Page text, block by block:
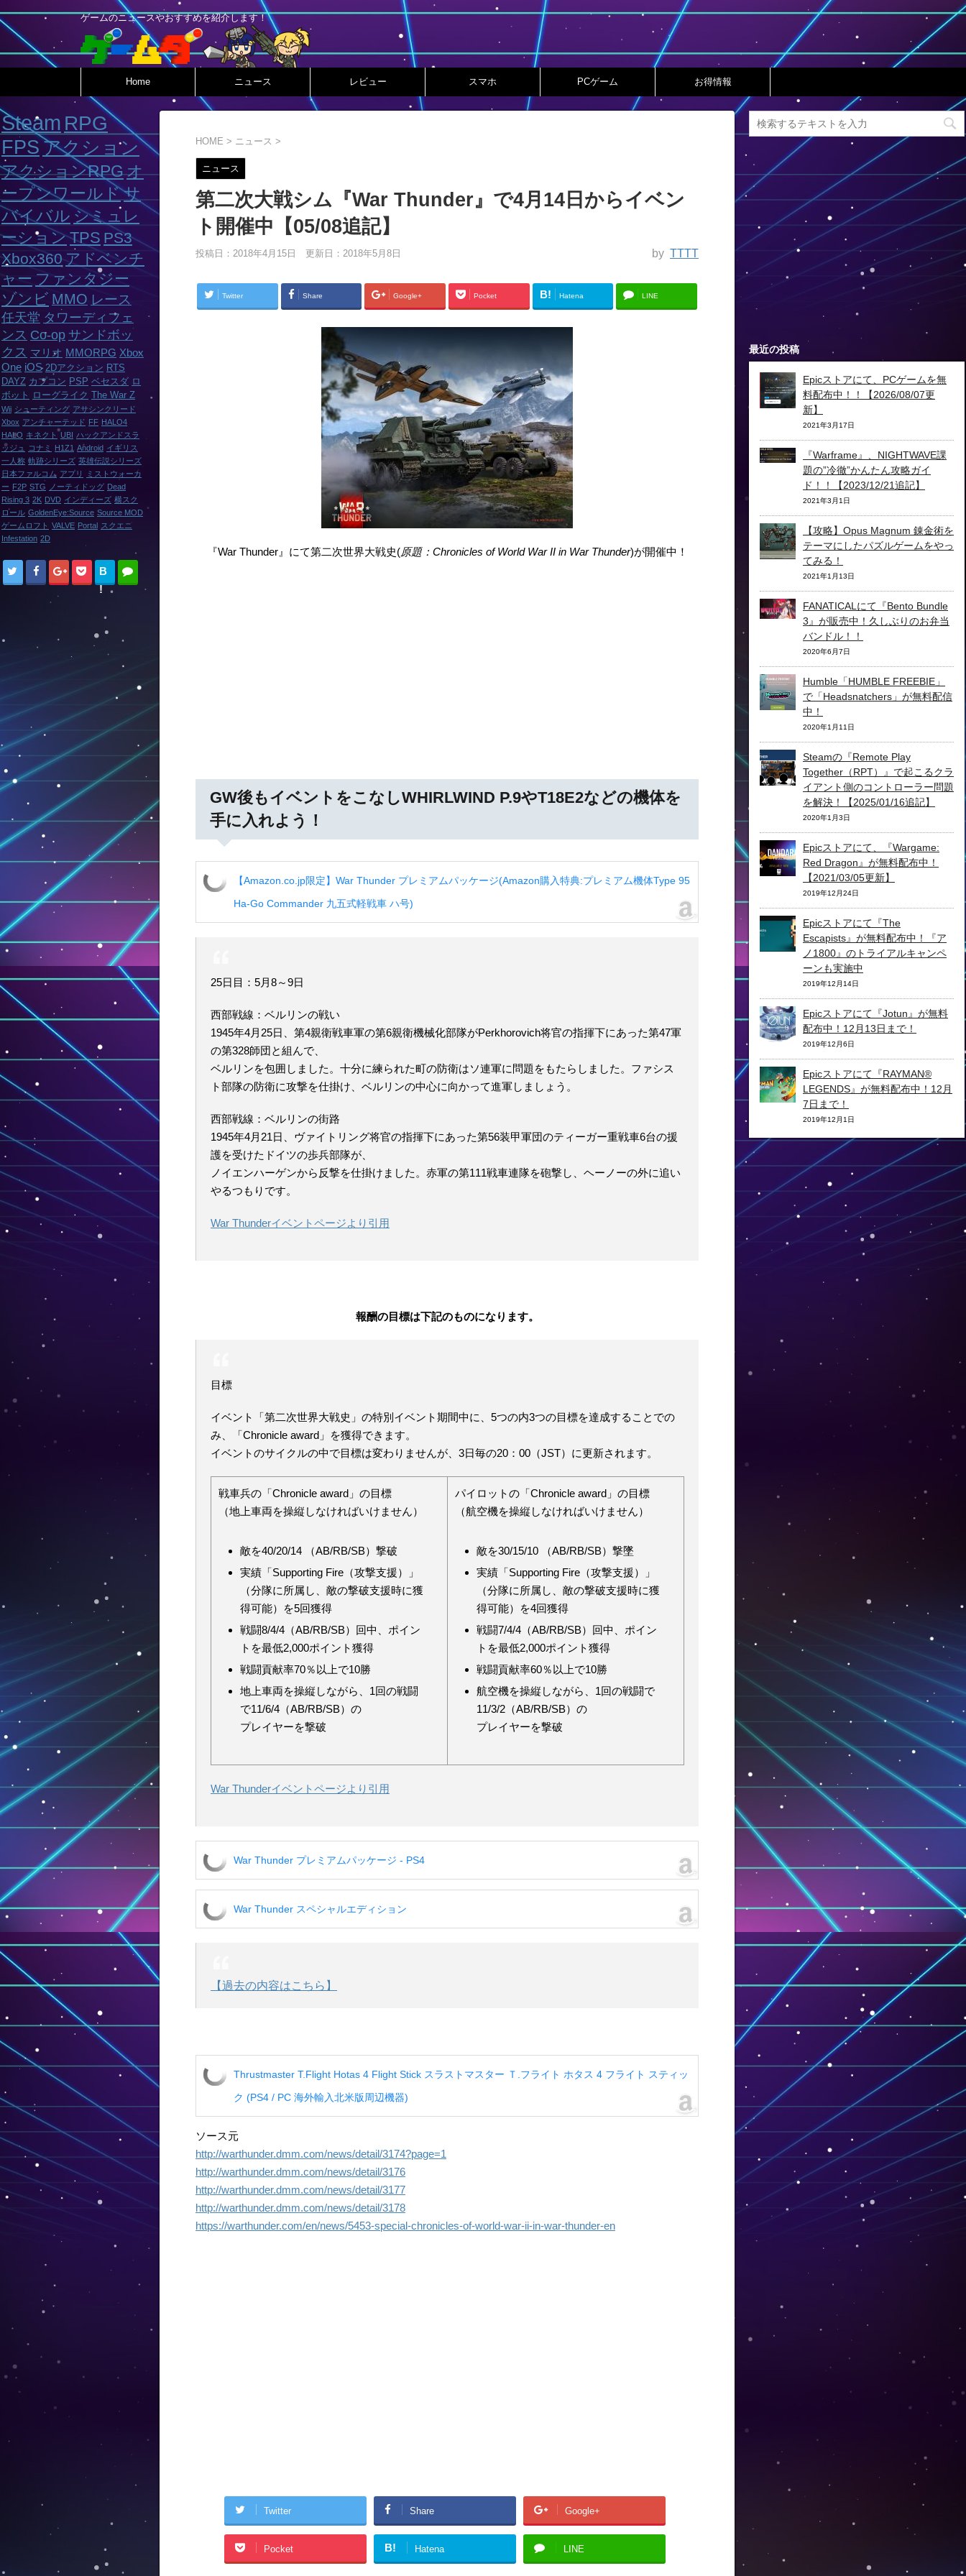
ゲームのニュースやおすすめを紹介します！
Home ニュース レビュー スマホ PCゲーム お得情報
HOME > ニュース >
ニュース
第二次大戦シム『War Thunder』で4月14日からイベン
ト開催中【05/08追記】
投稿日：2018年4月15日 更新日： 2018年5月8日 by TTTT
Twitter Share Google+ Pocket B! Hatena LINE
『War Thunder』にて第二次世界大戦史(原題：Chronicles of World War II in War Thunder)が開催中！
GW後もイベントをこなしWHIRLWIND P.9やT18E2などの機体を
手に入れよう！
【Amazon.co.jp限定】War Thunder プレミアムパッケージ(Amazon購入特典:プレミアム機体Type 95
Ha-Go Commander 九五式軽戦車 ハ号)
25日目：5月8～9日
西部戦線：ベルリンの戦い
1945年4月25日、第4親衛戦車軍の第6親衛機械化部隊がPerkhorovich将官の指揮下にあった第47軍
の第328師団と組んで、
ベルリンを包囲しました。十分に練られた町の防衛はソ連軍に問題をもたらしました。ファシス
ト部隊の防衛に攻撃を仕掛け、ベルリンの中心に向かって進軍しましょう。
西部戦線：ベルリンの街路
1945年4月21日、ヴァイトリング将官の指揮下にあった第56装甲軍団のティーガー重戦車6台の援
護を受けたドイツの歩兵部隊が、
ノイエンハーゲンから反撃を仕掛けました。赤軍の第111戦車連隊を砲撃し、ヘーノーの外に追い
やるつもりです。
War Thunderイベントページより引用
報酬の目標は下記のものになります。
目標
イベント「第二次世界大戦史」の特別イベント期間中に、5つの内3つの目標を達成することでの
み、「Chronicle award」を獲得できます。
イベントのサイクルの中で目標は変わりませんが、3日毎の20：00（JST）に更新されます。
戦車兵の「Chronicle award」の目標
（地上車両を操縦しなければいけません）
敵を40/20/14 （AB/RB/SB）撃破
実績「Supporting Fire（攻撃支援）」
（分隊に所属し、敵の撃破支援時に獲
得可能）を5回獲得
戦闘8/4/4（AB/RB/SB）回中、ポイン
トを最低2,000ポイント獲得
戦闘貢献率70％以上で10勝
地上車両を操縦しながら、1回の戦闘
で11/6/4（AB/RB/SB）の
プレイヤーを撃破
パイロットの「Chronicle award」の目標
（航空機を操縦しなければいけません）
敵を30/15/10 （AB/RB/SB）撃墜
実績「Supporting Fire（攻撃支援）」
（分隊に所属し、敵の撃破支援時に獲
得可能）を4回獲得
戦闘7/4/4（AB/RB/SB）回中、ポイン
トを最低2,000ポイント獲得
戦闘貢献率60％以上で10勝
航空機を操縦しながら、1回の戦闘で
11/3/2（AB/RB/SB）の
プレイヤーを撃破
War Thunderイベントページより引用
War Thunder プレミアムパッケージ - PS4
War Thunder スペシャルエディション
【過去の内容はこちら】
Thrustmaster T.Flight Hotas 4 Flight Stick スラストマスター Ｔ.フライト ホタス 4 フライト スティッ
ク (PS4 / PC 海外輸入北米版周辺機器)
ソース元
http://warthunder.dmm.com/news/detail/3174?page=1
http://warthunder.dmm.com/news/detail/3176
http://warthunder.dmm.com/news/detail/3177
http://warthunder.dmm.com/news/detail/3178
https://warthunder.com/en/news/5453-special-chronicles-of-world-war-ii-in-war-thunder-en
Twitter Share Google+
Pocket B! Hatena LINE
最近の投稿
Epicストアにて、PCゲームを無
料配布中！！【2026/08/07更
新】
2021年3月17日
『Warframe』、NIGHTWAVE課
題の”冷徹”かんたん攻略ガイ
ド！！【2023/12/21追記】
2021年3月1日
【攻略】Opus Magnum 錬金術を
テーマにしたパズルゲームをやっ
てみる！
2021年1月13日
FANATICALにて『Bento Bundle
3』が販売中！久しぶりのお弁当
バンドル！！
2020年6月7日
Humble「HUMBLE FREEBIE」
で「Headsnatchers」が無料配信
中！
2020年1月11日
Steamの『Remote Play
Together（RPT）』で起こるクラ
イアント側のコントローラー問題
を解決！【2025/01/16追記】
2020年1月3日
Epicストアにて、『Wargame:
Red Dragon』が無料配布中！
【2021/03/05更新】
2019年12月24日
Epicストアにて『The
Escapists』が無料配布中！『ア
ノ1800』のトライアルキャンペ
ーンも実施中
2019年12月14日
Epicストアにて『Jotun』が無料
配布中！12月13日まで！
2019年12月6日
Epicストアにて『RAYMAN®
LEGENDS』が無料配布中！12月
7日まで！
2019年12月1日
Steam RPG
FPSアクション
アクションRPGオ
ープンワールドサ
バイバル シミュレ
ーションTPS PS3
Xbox360 アドベンチ
ャー ファンタジー
ゾンビ MMO レース
任天堂 タワーディフェ
ンス Co-op サンドボッ
クス マリオ MMORPG Xbox
One iOS 2Dアクション RTS
DAYZ カプコン PSP ベセスダ ロ
ボット ローグライク The War Z
Wii シューティング アサシンクリード
Xbox アンチャーテッド FF HALO4
HALO キネクト UBI ハックアンドスラ
ッシュ
コナミ H1Z1 Android イギリス
一人称 軌跡シリーズ 英雄伝説シリーズ
日本ファルコム アプリ
ミストウォーカ
ー F2P STG ノーティドッグ Dead
Rising 3 2K DVD インディーズ 横スク
ロール GoldenEye:Source Source MOD
ゲームロフト VALVE Portal スクエニ
Infestation 2D
B
!